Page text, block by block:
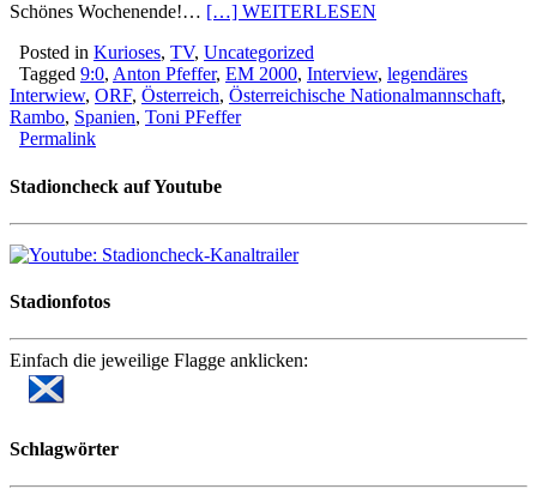
Schönes Wochenende!… […] WEITERLESEN
Posted in Kurioses, TV, Uncategorized
Tagged 9:0, Anton Pfeffer, EM 2000, Interview, legendäres
Interwiew, ORF, Österreich, Österreichische Nationalmannschaft,
Rambo, Spanien, Toni PFeffer
Permalink
Stadioncheck auf Youtube
Stadionfotos
Einfach die jeweilige Flagge anklicken:
Schlagwörter